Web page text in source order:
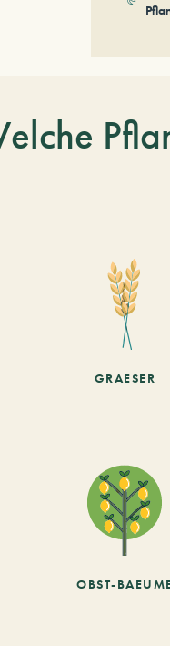
GRAESER
OBST-